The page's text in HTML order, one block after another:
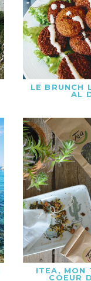
LE BRUNCH
AL
ITEA, MON
COEUR